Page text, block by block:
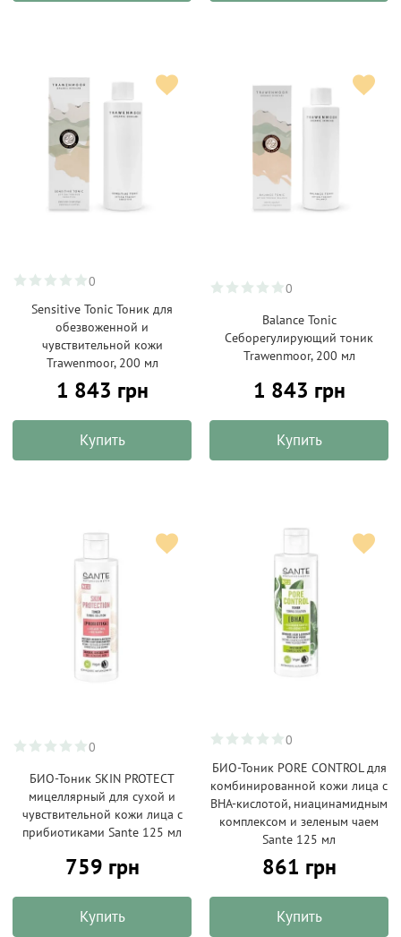
0
Sensitive Tonic Тоник для
обезвоженной и
чувствительной кожи
Trawenmoor, 200 мл
1 843 грн
Купить
0
Balance Tonic
Себорегулирующий тоник
Trawenmoor, 200 мл
1 843 грн
Купить
0
БИО-Тоник SKIN PROTECT
мицеллярный для сухой и
чувствительной кожи лица с
прибиотиками Sante 125 мл
759 грн
Купить
0
БИО-Тоник PORE CONTROL для
комбинированной кожи лица с
BHA-кислотой, ниацинамидным
комплексом и зеленым чаем
Sante 125 мл
861 грн
Купить